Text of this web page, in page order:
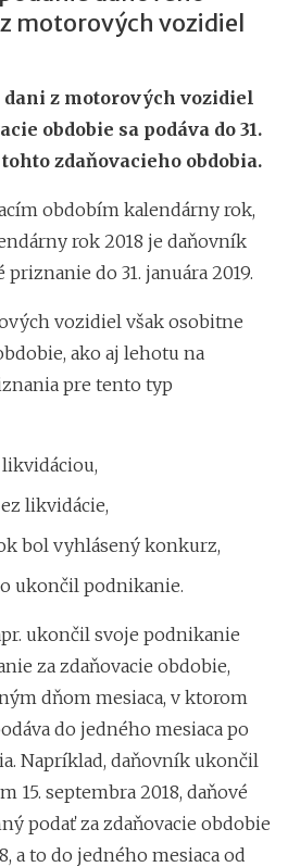
motorových vozidiel
z motorových vozidiel
obdobie sa podáva do 31.
zdaňovacieho obdobia.
obdobím kalendárny rok,
rok 2018 je daňovník
do 31. januára 2019.
vozidiel však osobitne
ako aj lehotu na
pre tento typ
likvidácie,
bol vyhlásený konkurz,
ukončil podnikanie.
ukončil svoje podnikanie
za zdaňovacie obdobie,
dňom mesiaca, v ktorom
do jedného mesiaca po
Napríklad, daňovník ukončil
15. septembra 2018, daňové
podať za zdaňovacie obdobie
a to do jedného mesiaca od